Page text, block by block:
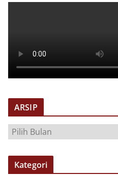
ARSIP
R
S
Kategori